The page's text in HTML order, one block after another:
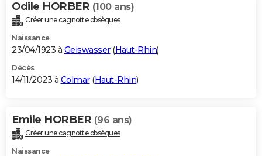
Odile HORBER (100 ans)
Créer une cagnotte obsèques
Naissance
23/04/1923 à Geiswasser(Haut-Rhin)
Décès
14/11/2023 à Colmar(Haut-Rhin)
Emile HORBER (96 ans)
Créer une cagnotte obsèques
Naissance